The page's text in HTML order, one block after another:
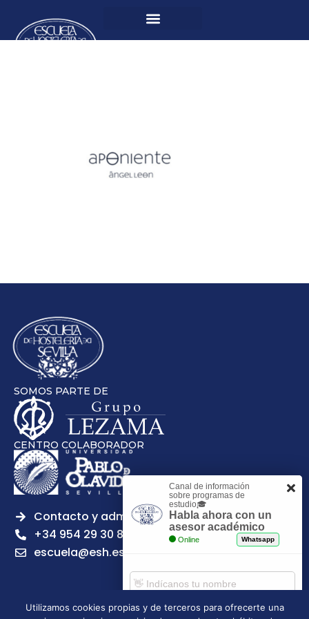
SOMOS PARTE DE
CENTRO COLABORADOR
Contacto y admisiones
+34 954 29 30 81
escuela@esh.es
Utilizamos cookies propias y de terceros para ofrecerte una
Canal de información
sobre programas de
estudio🎓
Habla ahora con un
asesor académico
Online Whatsapp